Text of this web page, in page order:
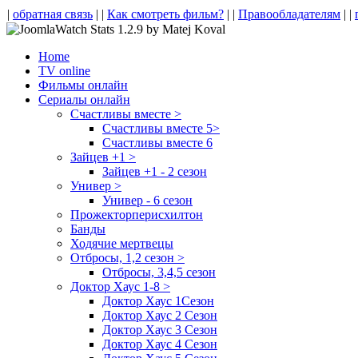
| обратная связь | | Как смотреть фильм? | | Правообладателям | |
Home
TV online
Фильмы онлайн
Сериалы онлайн
Счастливы вместе >
Счастливы вместе 5>
Счастливы вместе 6
Зайцев +1 >
Зайцев +1 - 2 сезон
Универ >
Универ - 6 сезон
Прожекторперисхилтон
Банды
Ходячие мертвецы
Отбросы, 1,2 сезон >
Отбросы, 3,4,5 сезон
Доктор Хаус 1-8 >
Доктор Хаус 1Сезон
Доктор Хаус 2 Сезон
Доктор Хаус 3 Сезон
Доктор Хаус 4 Сезон